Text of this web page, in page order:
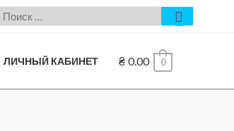
ЛИЧНЫЙ КАБИНЕТ ₴ 0.00 0